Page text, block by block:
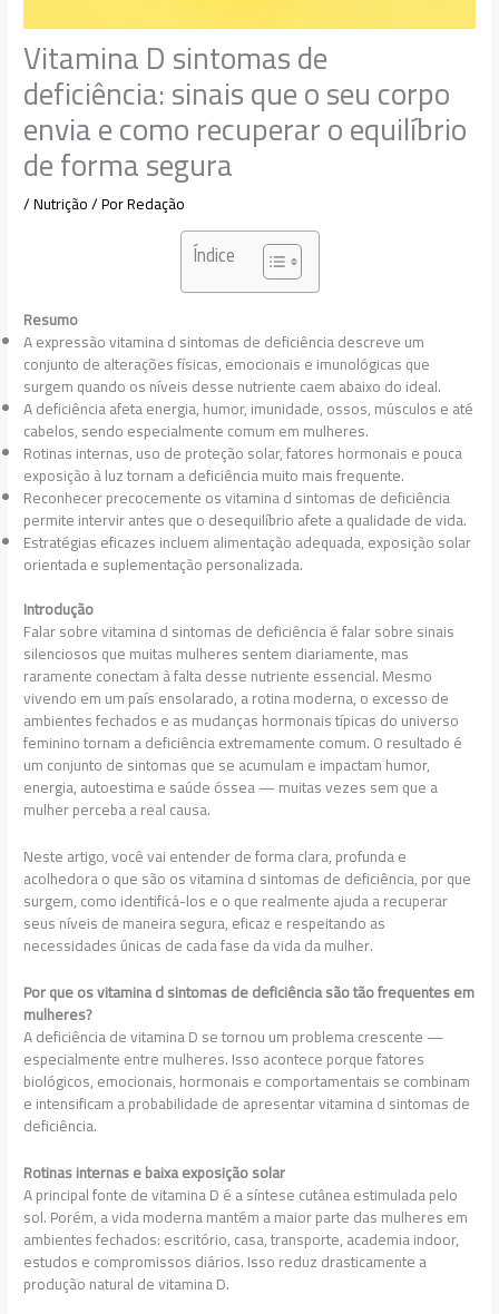
Vitamina D sintomas de
deficiência: sinais que o seu corpo
envia e como recuperar o equilíbrio
de forma segura
/Nutrição/ PorRedação
Índice
Resumo
A expressão vitamina d sintomas de deficiência descreve um
conjunto de alterações físicas, emocionais e imunológicas que
surgem quando os níveis desse nutriente caem abaixo do ideal.
A deficiência afeta energia, humor, imunidade, ossos, músculos e até
cabelos, sendo especialmente comum em mulheres.
Rotinas internas, uso de proteção solar, fatores hormonais e pouca
exposição à luz tornam a deficiência muito mais frequente.
Reconhecer precocemente os vitamina d sintomas de deficiência
permite intervir antes que o desequilíbrio afete a qualidade de vida.
Estratégias eficazes incluem alimentação adequada, exposição solar
orientada e suplementação personalizada.
Introdução
Falar sobre vitamina d sintomas de deficiência é falar sobre sinais
silenciosos que muitas mulheres sentem diariamente, mas
raramente conectam à falta desse nutriente essencial. Mesmo
vivendo em um país ensolarado, a rotina moderna, o excesso de
ambientes fechados e as mudanças hormonais típicas do universo
feminino tornam a deficiência extremamente comum. O resultado é
um conjunto de sintomas que se acumulam e impactam humor,
energia, autoestima e saúde óssea — muitas vezes sem que a
mulher perceba a real causa.
Neste artigo, você vai entender de forma clara, profunda e
acolhedora o que são os vitamina d sintomas de deficiência, por que
surgem, como identificá-los e o que realmente ajuda a recuperar
seus níveis de maneira segura, eficaz e respeitando as
necessidades únicas de cada fase da vida da mulher.
Por que os vitamina d sintomas de deficiência são tão frequentes em
mulheres?
A deficiência de vitamina D se tornou um problema crescente —
especialmente entre mulheres. Isso acontece porque fatores
biológicos, emocionais, hormonais e comportamentais se combinam
e intensificam a probabilidade de apresentar vitamina d sintomas de
deficiência.
Rotinas internas e baixa exposição solar
A principal fonte de vitamina D é a síntese cutânea estimulada pelo
sol. Porém, a vida moderna mantém a maior parte das mulheres em
ambientes fechados: escritório, casa, transporte, academia indoor,
estudos e compromissos diários. Isso reduz drasticamente a
produção natural de vitamina D.